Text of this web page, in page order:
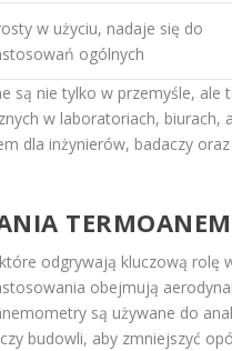
w użyciu, nadaje się do
ogólnych
są nie tylko w przemyśle, ale
w laboratoriach, biurach,
dla inżynierów, badaczy
odgrywają kluczową rolę
obejmują
są używane do
budowli, aby zmniejszyć